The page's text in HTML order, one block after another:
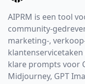
AIPRM is een tool
community-
marketing-,
klare prompts voor
Midjourney, GPT